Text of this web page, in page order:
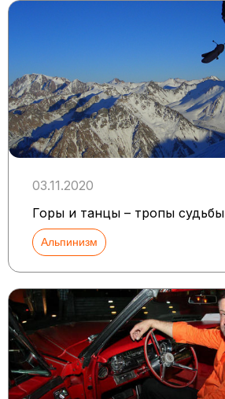
03.11.2020
Горы и танцы – тропы судьбы
Альпинизм